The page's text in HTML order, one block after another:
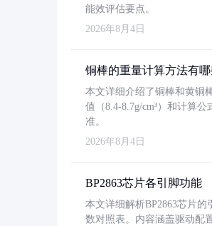
能效评估要点。
2026年8月4日
铜棒的重量计算方法有
本文详细介绍了铜棒和黄铜
值（8.4-8.7g/cm³）和计算
准。
2026年8月4日
BP2863芯片各引脚功能
本文详细解析BP2863芯片
数对照表。内容涵盖驱动配